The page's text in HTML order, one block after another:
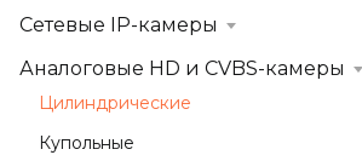
Сетевые IP-камеры
Аналоговые HD и CVBS-камеры
Цилиндрические
Купольные